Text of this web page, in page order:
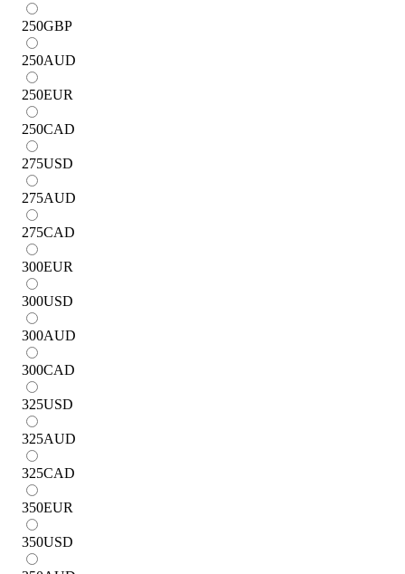
250GBP
250AUD
250EUR
250CAD
275USD
275AUD
275CAD
300EUR
300USD
300AUD
300CAD
325USD
325AUD
325CAD
350EUR
350USD